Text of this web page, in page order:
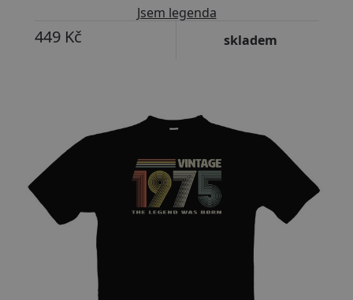
Jsem legenda
449 Kč skladem